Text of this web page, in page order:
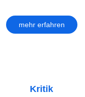
mehr erfahren
Kritik